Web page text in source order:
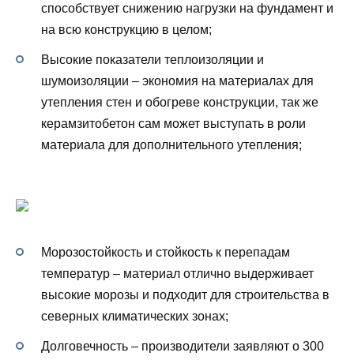
способствует снижению нагрузки на фундамент и
на всю конструкцию в целом;
Высокие показатели теплоизоляции и
шумоизоляции – экономия на материалах для
утепления стен и обогреве конструкции, так же
керамзитобетон сам может выступать в роли
материала для дополнительного утепления;
Морозостойкость и стойкость к перепадам
температур – материал отлично выдерживает
высокие морозы и подходит для строительства в
северных климатических зонах;
Долговечность – производители заявляют о 300